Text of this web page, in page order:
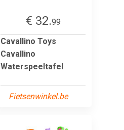
€ 32.99
Cavallino Toys
Cavallino
Waterspeeltafel
Fietsenwinkel.be